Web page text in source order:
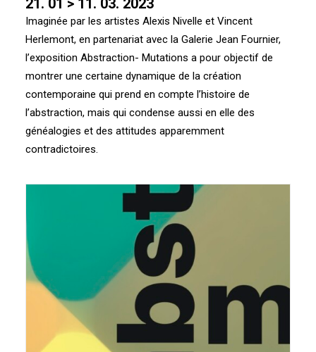
21. 01 > 11. 03. 2023
Imaginée par les artistes Alexis Nivelle et Vincent
Herlemont, en partenariat avec la Galerie Jean Fournier,
l’exposition Abstraction- Mutations a pour objectif de
montrer une certaine dynamique de la création
contemporaine qui prend en compte l’histoire de
l’abstraction, mais qui condense aussi en elle des
généalogies et des attitudes apparemment
contradictoires.